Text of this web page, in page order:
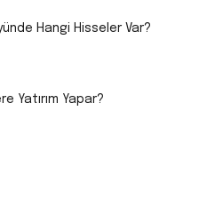
Hangi Hisseler Var?
Yatırım Yapar?